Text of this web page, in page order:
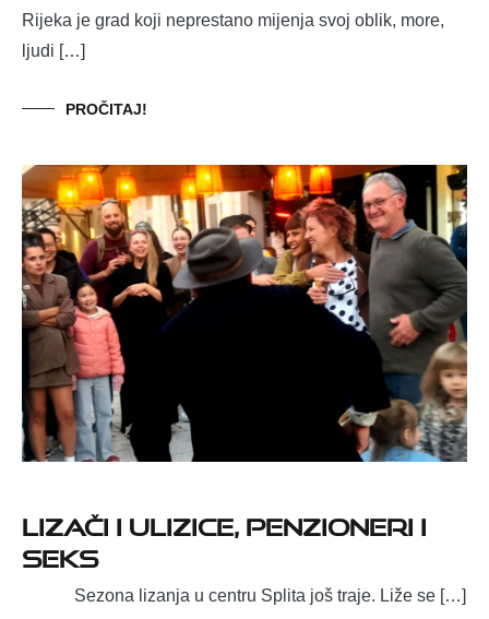
Rijeka je grad koji neprestano mijenja svoj oblik, more,
ljudi […]
PROČITAJ!
Lizači i ulizice, penzioneri i
seks
Sezona lizanja u centru Splita još traje. Liže se […]